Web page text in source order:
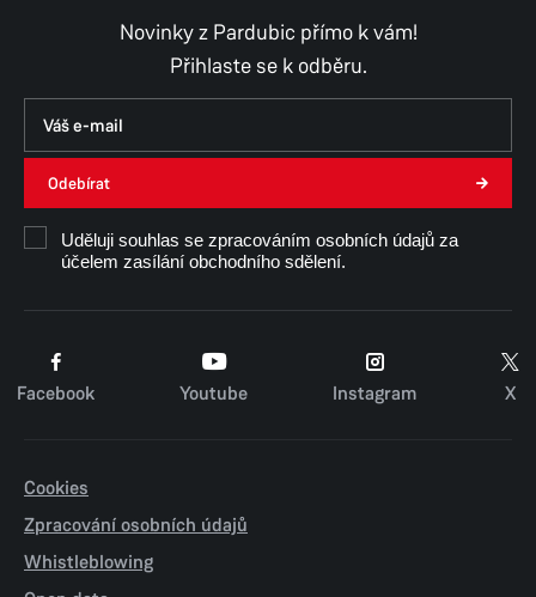
Novinky z Pardubic přímo k vám!
Přihlaste se k odběru.
Odebírat
Uděluji souhlas se zpracováním osobních údajů za
účelem zasílání obchodního sdělení.
Facebook Youtube Instagram X
Cookies
Zpracování osobních údajů
Whistleblowing